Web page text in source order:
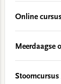
Online
Meerdaagse
Stoomcursus